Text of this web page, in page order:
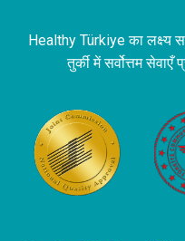
Healthy Türkiye का लक्ष्य
तुर्की में सर्वोत्तम